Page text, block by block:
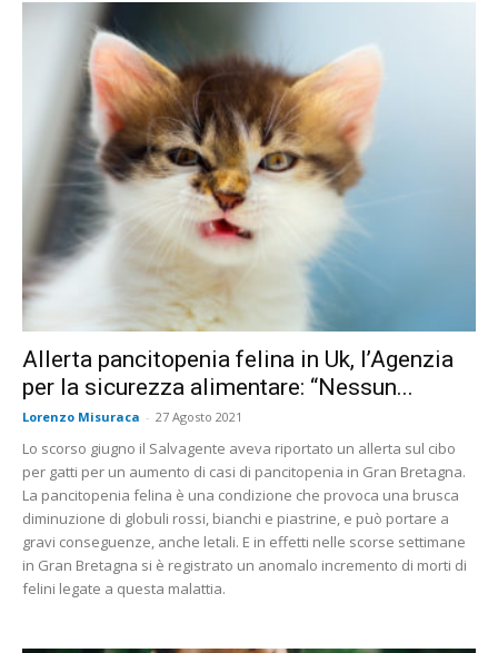
Allerta pancitopenia felina in Uk, l’Agenzia
per la sicurezza alimentare: “Nessun...
Lorenzo Misuraca - 27 Agosto 2021
Lo scorso giugno il Salvagente aveva riportato un allerta sul cibo
per gatti per un aumento di casi di pancitopenia in Gran Bretagna.
La pancitopenia felina è una condizione che provoca una brusca
diminuzione di globuli rossi, bianchi e piastrine, e può portare a
gravi conseguenze, anche letali. E in effetti nelle scorse settimane
in Gran Bretagna si è registrato un anomalo incremento di morti di
felini legate a questa malattia.